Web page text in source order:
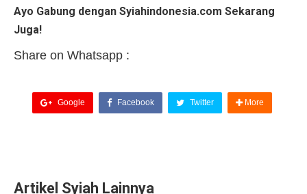
Ayo Gabung dengan Syiahindonesia.com Sekarang
Juga!
Share on Whatsapp :
Google Facebook Twitter More
Artikel Syiah Lainnya